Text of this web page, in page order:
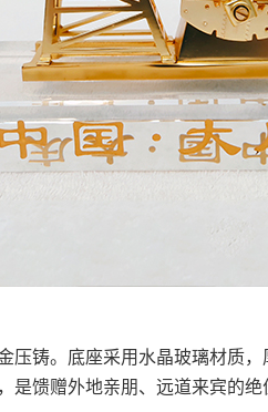
压铸。底座采用水晶玻璃材质
是馈赠外地亲朋、远道来宾的绝